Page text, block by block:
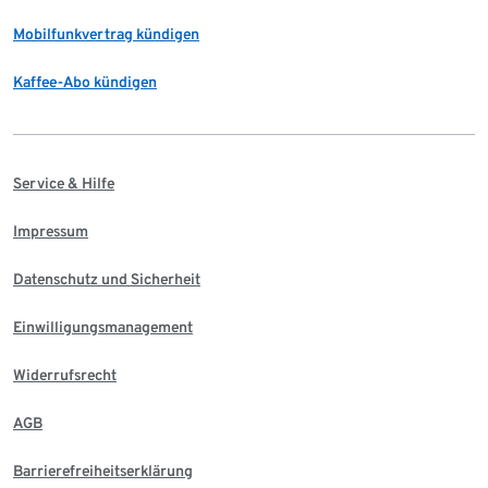
Mobilfunkvertrag kündigen
Kaffee-Abo kündigen
Service & Hilfe
Impressum
Datenschutz und Sicherheit
Einwilligungsmanagement
Widerrufsrecht
AGB
Barrierefreiheitserklärung